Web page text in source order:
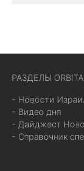
РАЗДЕЛЫ
- Новости
- Видео дня
- Дайджест
- Справочник